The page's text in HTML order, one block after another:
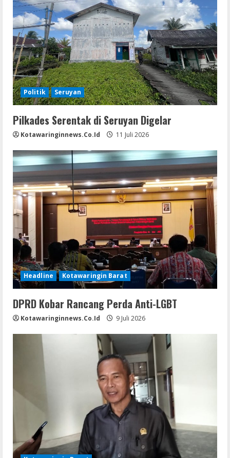
Politik Seruyan
Pilkades Serentak di Seruyan Digelar
Kotawaringinnews.co.id 11 Juli 2026
Headline Kotawaringin Barat
DPRD Kobar Rancang Perda Anti-LGBT
Kotawaringinnews.co.id 9 Juli 2026